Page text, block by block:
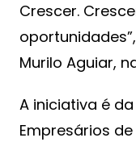
Crescer.
Murilo Aguiar,
A iniciativa é
Empresários